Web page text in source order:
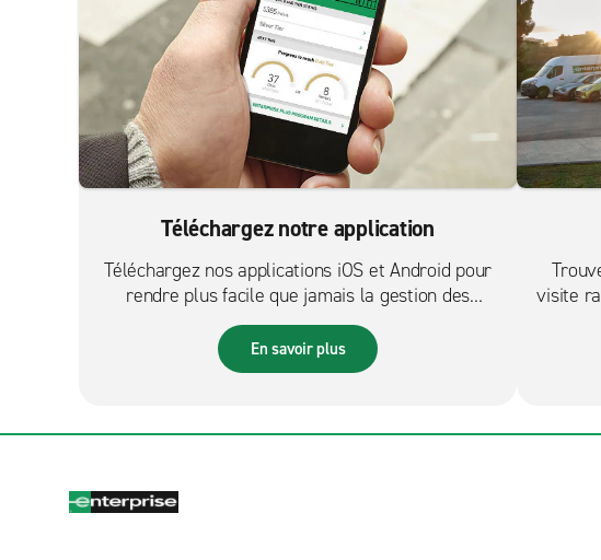
Téléchargez notre application
Téléchargez nos applications iOS et Android pour
rendre plus facile que jamais la gestion des
réservations sur le pouce.
En savoir plus
visite